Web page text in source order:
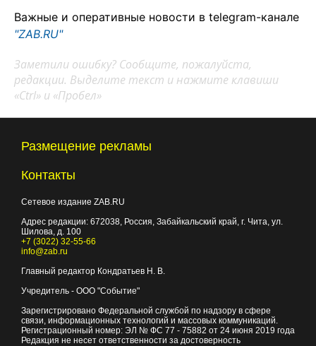
Важные и оперативные новости в telegram-канале
"ZAB.RU"
Заметили ошибку? Сообщите, пожалуйста,
редакции. Выделите текст и нажмите клавиши
«Ctrl» и «Пробел»
Размещение рекламы
Контакты
Сетевое издание ZAB.RU
Адрес редакции: 672038, Россия, Забайкальский край, г. Чита, ул.
Шилова, д. 100
+7 (3022) 32-55-66
info@zab.ru
Главный редактор Кондратьев Н. В.
Учредитель - ООО "Событие"
Зарегистрировано Федеральной службой по надзору в сфере
связи, информационных технологий и массовых коммуникаций.
Регистрационный номер: ЭЛ № ФС 77 - 75882 от 24 июня 2019 года
Редакция не несет ответственности за достоверность